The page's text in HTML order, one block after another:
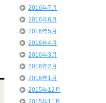
2016年7月
2016年6月
2016年5月
2016年4月
2016年3月
2016年2月
2016年1月
2015年12月